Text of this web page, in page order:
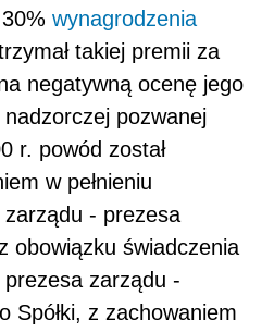
wynagrodzenia
takiej premii za
negatywną ocenę jego
nadzorczej pozwanej
r. powód został
w pełnieniu
zarządu - prezesa
obowiązku świadczenia
zarządu -
Spółki, z zachowaniem